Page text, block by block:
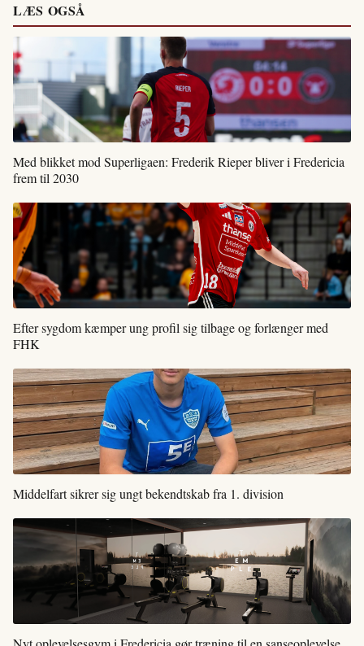
LÆS OGSÅ
Med blikket mod Superligaen: Frederik Rieper bliver i Fredericia
frem til 2030
Efter sygdom kæmper ung profil sig tilbage og forlænger med
FHK
Middelfart sikrer sig ungt bekendtskab fra 1. division